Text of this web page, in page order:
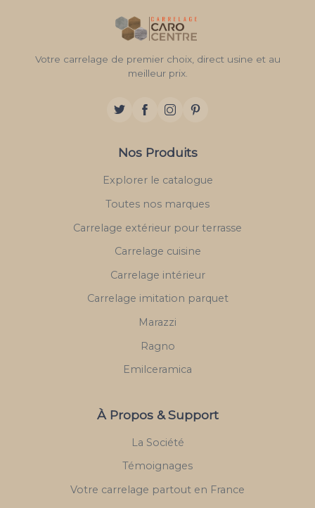
Votre carrelage de premier choix, direct usine et au
meilleur prix.
Nos Produits
Explorer le catalogue
Toutes nos marques
Carrelage extérieur pour terrasse
Carrelage cuisine
Carrelage intérieur
Carrelage imitation parquet
Marazzi
Ragno
Emilceramica
À Propos & Support
La Société
Témoignages
Votre carrelage partout en France